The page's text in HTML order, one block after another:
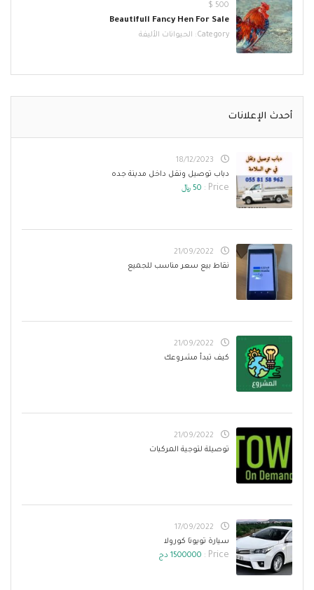
500 $
Beautifull Fancy Hen For Sale
Category: الحيوانات الأليفة
أحدث الإعلانات
18/12/2023
دباب توصيل ونقل داخل مدينة جده
Price : 50 ﷼
21/09/2022
نقاط بيع سعر مناسب للجميع
21/09/2022
كيف تبدأ مشروعك
21/09/2022
توصيلة لتوجية المركبات
17/09/2022
سيارة تويوتا كورولا
Price : 1500000 دج